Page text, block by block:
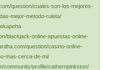
question/cuales-son-los-mejores-
mejor-metodo-ruleta/
blackjack-online-apuestas-online-
question/casino-online-
mas-cerca-de-mi/
community/profile/cathernpinkston/